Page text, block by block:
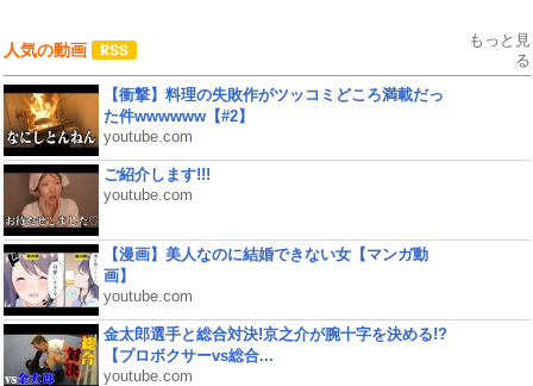
人気の動画
もっと見
る
【衝撃】料理の失敗作がツッコミどころ満載だっ
た件wwwwww【#2】
youtube.com
ご紹介します!!!
youtube.com
【漫画】美人なのに結婚できない女【マンガ動
画】
youtube.com
金太郎選手と総合対決!京之介が腕十字を決める!?
【プロボクサーvs総合...
youtube.com